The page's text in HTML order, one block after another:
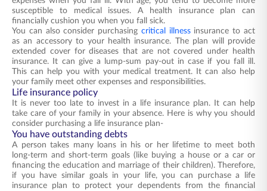
susceptible to medical issues. A health insurance plan can
financially cushion you when you fall sick.
You can also consider purchasing critical illnessinsurance to act
as an accessory to your health insurance. The plan will provide
extended cover for diseases that are not covered under health
insurance. It can give a lump-sum pay-out in case if you fall ill.
This can help you with your medical treatment. It can also help
your family meet other expenses and responsibilities.
Life insurance policy
It is never too late to invest in a life insurance plan. It can help
take care of your family in your absence. Here is why you should
consider purchasing a life insurance plan-
You have outstanding debts
A person takes many loans in his or her lifetime to meet both
long-term and short-term goals (like buying a house or a car or
financing the education and marriage of their children). Therefore,
if you have similar goals in your life, you can purchase a life
insurance plan to protect your dependents from the financial